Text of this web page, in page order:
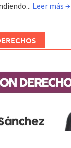
Leer más →